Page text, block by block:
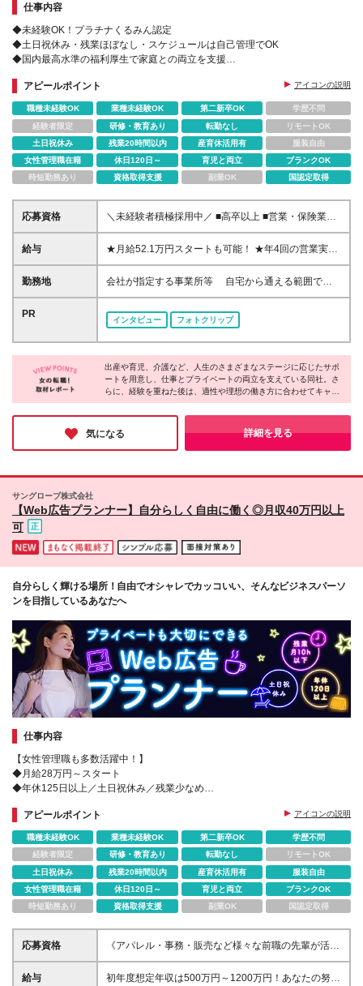
仕事内容
◆未経験OK！プラチナくるみん認定
◆土日祝休み・残業ほぼなし・スケジュールは自己管理でOK
◆国内最高水準の福利厚生で家庭との両立を支援
アピールポイント
アイコンの説明
職種未経験OK 業種未経験OK 第二新卒OK
学歴不問
経験者限定
研修・教育あり 転勤なし
リモートOK
土日祝休み
残業20時間以内 産育休活用有
服装自由
女性管理職在籍
休日120日～ 育児と両立
ブランクOK
時短勤務あり
資格取得支援 副業OK 国認定取得
応募資格
＼未経験者積極採用中／ ■高卒以上 ■営業・保険業界
未経験者OK ■正社員デビューもOK
給与
★月給52.1万円スタートも可能！ ★年4回の営業実績
ボーナスあり 入社時のコースに応じた月額給与とな
り、 コースは選考結果（面接・当社所定の試験・前
281,000円 ・スペシャリティコース 月給521,000円
頑張れば頑張るほど実績に応じて収入も多く得られる
給与システムです。
勤務地
会社が指定する事業所等 自宅から通える範囲で勤
務いただき、転居を伴う異動はありません。 岐阜・
浜松・三重の営業オフィスへ配属となります。 ※お住
まい・通勤時間などを考慮のうえ、勤務地を決定しま
す。 ※ご希望がございましたらお気軽にご相談くださ
い。 ※その他のエリアでも募集を行っています。 ※入
社から6か月間は、各県の支社に属するキャリアカレ
ッジで研修を行います。 遠方の方や具体的な営業オ
フィスについて知りたい方は、面談・面接時にお気軽
にお尋ねください。 ※(変更の範囲)上記を除く当社関
連勤務地
PR
インタビュー フォトクリップ
出産や育児、介護など、人生のさまざまなステージに応じたサポ
ートを用意し、仕事とプライベートの両立を支えている同社。さ
らに、経験を重ねた後は、適性や理想の働き方に合わせてキャリ
アパスを選択できる体制も整っています。ここまで安心して長期
的なキャリアを築ける企業は多くありません。身につけた保険や
金融の知識は、仕事だけでなく日々の生活にも役立つもの。ぜひ
将来を見据え、新たな一歩を踏み出してみてください！
気になる 詳細を見る
サングローブ株式会社
【Web広告プランナー】自分らしく自由に働く◎月収40万円以上
可
自分らしく輝ける場所！自由でオシャレでカッコいい、そんなビジネスパーソ
ンを目指しているあなたへ
仕事内容
【女性管理職も多数活躍中！】
◆月給28万円～スタート
◆年休125日以上／土日祝休み／残業少なめ
◆接客販売・営業・お客様対応経験が活かせます◎
アピールポイント アイコンの説明
職種未経験OK 業種未経験OK 第二新卒OK
学歴不問
経験者限定
研修・教育あり 転勤なし
リモートOK
土日祝休み
残業20時間以内 産育休活用有
服装自由
女性管理職在籍
休日120日～ 育児と両立
ブランクOK
時短勤務あり
資格取得支援 副業OK 国認定取得
応募資格
《アパレル・事務・販売など様々な前職の先輩が活躍
中》 未経験入社率87％以上 ＼こんな方はぜひ！／ 人
と話すことが好きな方☆ 自分の強みを活かしてスキ
給与
初年度想定年収は500万円～1200万円！あなたの努力